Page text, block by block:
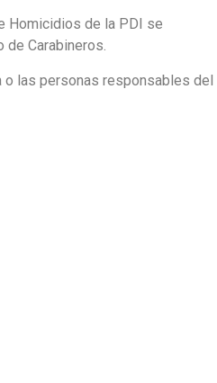
Homicidios de la PDI se
de Carabineros.
o las personas responsables del